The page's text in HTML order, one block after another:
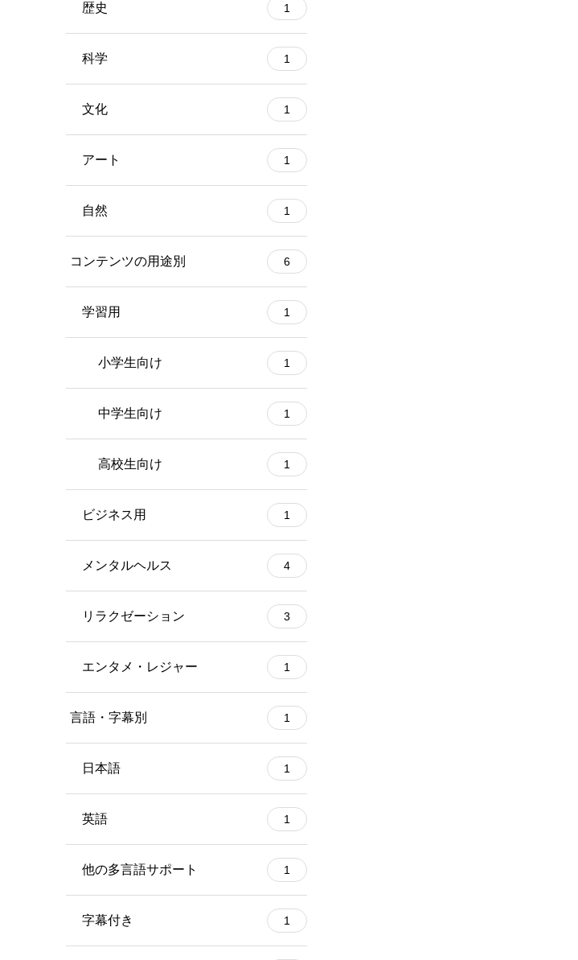
歴史 1
科学 1
文化 1
アート 1
自然 1
コンテンツの用途別 6
学習用 1
小学生向け 1
中学生向け 1
高校生向け 1
ビジネス用 1
メンタルヘルス 4
リラクゼーション 3
エンタメ・レジャー 1
言語・字幕別 1
日本語 1
英語 1
他の多言語サポート 1
字幕付き 1